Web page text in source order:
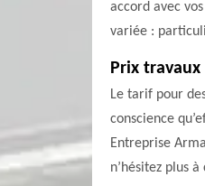
accord avec
variée :
Prix
Le tarif pour
conscience
Entreprise
n’hésitez plus